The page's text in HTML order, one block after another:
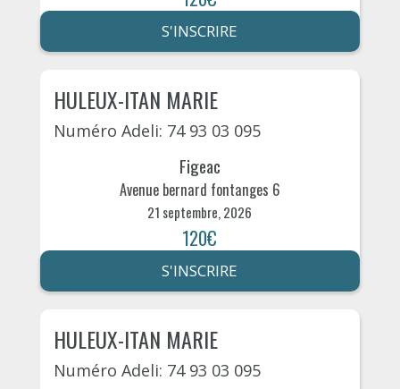
S'INSCRIRE
HULEUX-ITAN MARIE
Numéro Adeli: 74 93 03 095
Figeac
Avenue bernard fontanges 6
21 septembre, 2026
120€
S'INSCRIRE
HULEUX-ITAN MARIE
Numéro Adeli: 74 93 03 095